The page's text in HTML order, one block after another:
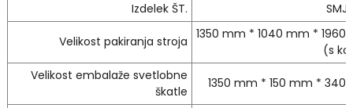
Izdelek ŠT.
Velikost pakiranja stroja 1350 mm * 1040 mm * 1960
(s
Velikost embalaže svetlobne
škatle
1350 mm * 150 mm * 340